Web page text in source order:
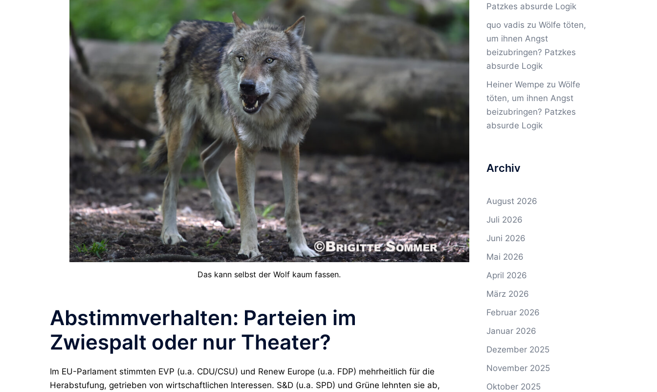
Das kann selbst der Wolf kaum fassen.
Abstimmverhalten: Parteien im
Zwiespalt oder nur Theater?
Im EU-Parlament stimmten EVP (u.a. CDU/CSU) und Renew Europe (u.a. FDP) mehrheitlich für die
Herabstufung, getrieben von wirtschaftlichen Interessen. S&D (u.a. SPD) und Grüne lehnten sie ab,
Patzkes absurde Logik
quo vadis zu Wölfe töten,
um ihnen Angst
beizubringen? Patzkes
absurde Logik
Heiner Wempe zu Wölfe
töten, um ihnen Angst
beizubringen? Patzkes
absurde Logik
Archiv
August 2026
Juli 2026
Juni 2026
Mai 2026
April 2026
März 2026
Februar 2026
Januar 2026
Dezember 2025
November 2025
Oktober 2025